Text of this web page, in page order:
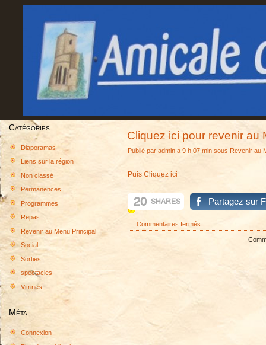
Catégories
Diaporamas
Liens sur la région
Non classé
Permanences
Programmes
Repas
Revenir au Menu Principal
Social
Sorties
spectacles
Vitrines
Méta
Connexion
Cliquez ici pour revenir au
Publié par admin a 9 h 07 min sous Revenir au
Puis Cliquez ici
20 SHARES Partagez sur
Commentaires fermés